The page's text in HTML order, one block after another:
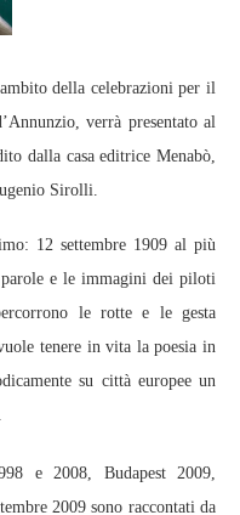
della celebrazioni per il
verrà presentato al
dalla casa editrice Menabò,
Sirolli.
12 settembre 1909 al più
e le immagini dei piloti
le rotte e le gesta
tenere in vita la poesia in
su città europee un
e 2008, Budapest 2009,
2009 sono raccontati da